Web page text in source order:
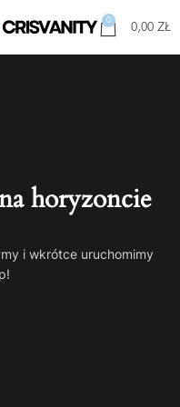
0 0,00 ZŁ
horyzoncie
i wkrótce uruchomimy